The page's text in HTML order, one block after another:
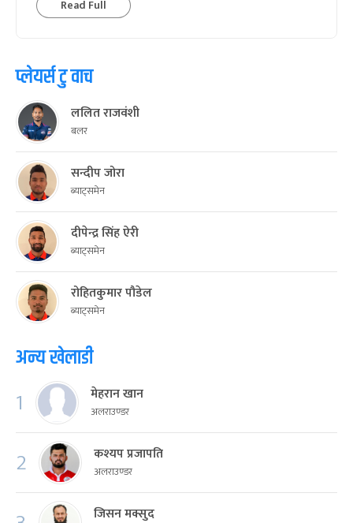
Read Full
प्लेयर्स टु वाच
ललित राजवंशी
बलर
सन्दीप जोरा
ब्याट्समेन
दीपेन्द्र सिंह ऐरी
ब्याट्समेन
रोहितकुमार पौडेल
ब्याट्समेन
अन्य खेलाडी
1 मेहरान खान
अलराउण्डर
2 कश्यप प्रजापति
अलराउण्डर
जिसन मक्सुद